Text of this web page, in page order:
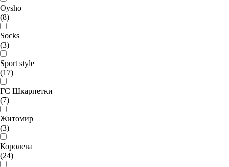
Oysho
(8)
Socks
(3)
Sport style
(17)
ГС Шкарпетки
(7)
Житомир
(3)
Королева
(24)